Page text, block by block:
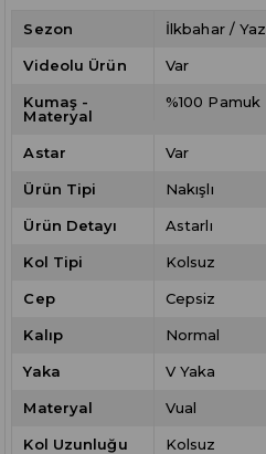
Sezon İlkbahar / Yaz
Videolu Ürün Var
Kumaş -
Materyal
%100 Pamuk
Astar Var
Ürün Tipi Nakışlı
Ürün Detayı Astarlı
Kol Tipi Kolsuz
Cep Cepsiz
Kalıp Normal
Yaka V Yaka
Materyal Vual
Kol Uzunluğu Kolsuz